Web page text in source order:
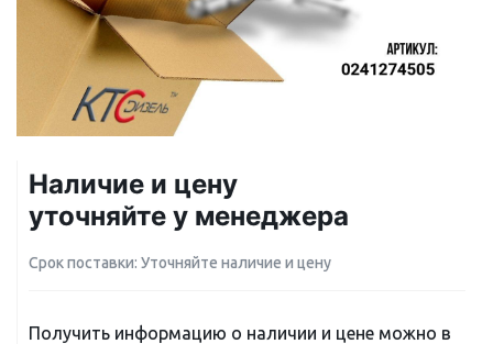
Наличие и цену
уточняйте у менеджера
Срок поставки: Уточняйте наличие и цену
Получить информацию о наличии и цене можно в